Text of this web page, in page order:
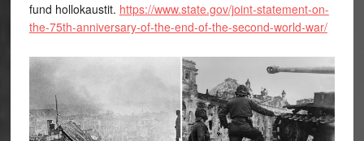
fund hollokaustit. https://www.state.gov/joint-statement-on-
the-75th-anniversary-of-the-end-of-the-second-world-war/